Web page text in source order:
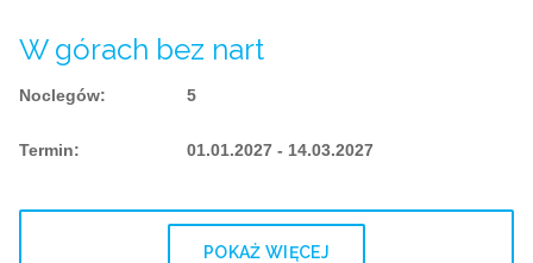
W górach bez nart
Noclegów: 5
Termin: 01.01.2027 - 14.03.2027
POKAŻ WIĘCEJ